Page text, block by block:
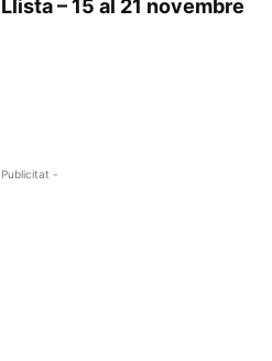
– 15 al 21 novembre
-